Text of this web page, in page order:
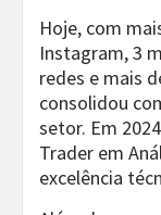
Hoje, com
Instagram, 3
redes e mais
consolidou
setor. Em
Trader em
excelência